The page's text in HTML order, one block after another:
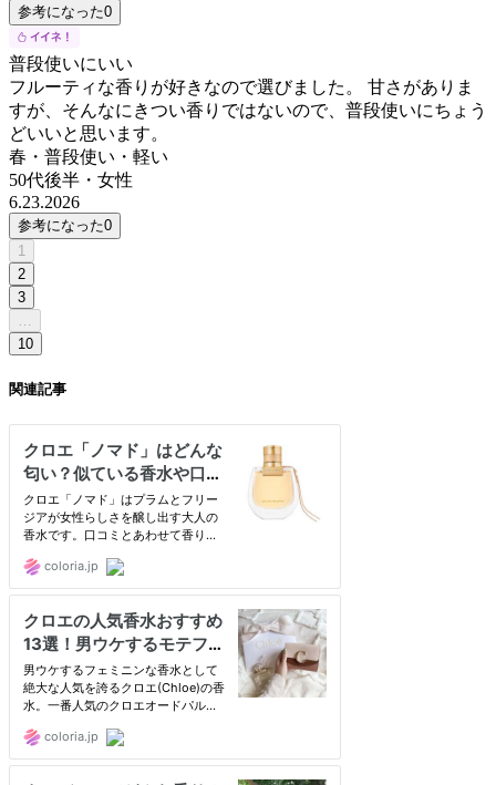
参考になった0
普段使いにいい
フルーティな香りが好きなので選びました。 甘さがありま
すが、そんなにきつい香りではないので、普段使いにちょう
どいいと思います。
春・普段使い・軽い
50代後半 ・ 女性
6.23.2026
参考になった0
1
2
3
10
関連記事